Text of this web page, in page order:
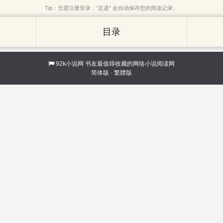
Tip：无需注册登录，“足迹” 会自动保存您的阅读记录。
目录
92k小说网 书友最值得收藏的网络小说阅读网
简体版 · 繁體版